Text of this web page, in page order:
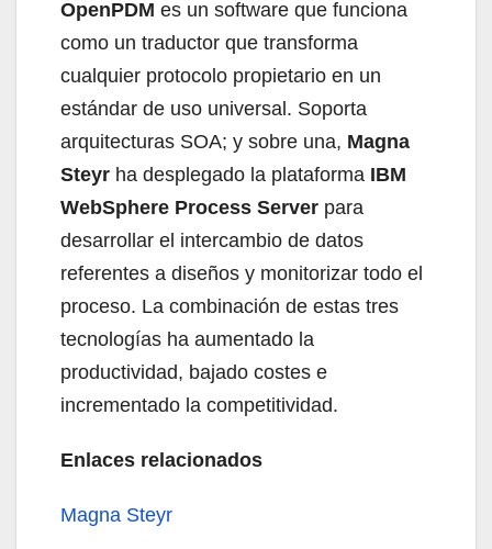
OpenPDM es un software que funciona
como un traductor que transforma
cualquier protocolo propietario en un
estándar de uso universal. Soporta
arquitecturas SOA; y sobre una, Magna
Steyr ha desplegado la plataforma IBM
WebSphere Process Server para
desarrollar el intercambio de datos
referentes a diseños y monitorizar todo el
proceso. La combinación de estas tres
tecnologías ha aumentado la
productividad, bajado costes e
incrementado la competitividad.
Enlaces relacionados
Magna Steyr